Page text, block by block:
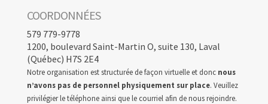
COORDONNÉES
579 779-9778
1200, boulevard Saint-Martin O, suite 130, Laval
(Québec) H7S 2E4
Notre organisation est structurée de façon virtuelle et donc nous
n’avons pas de personnel physiquement sur place. Veuillez
privilégier le téléphone ainsi que le courriel afin de nous rejoindre.